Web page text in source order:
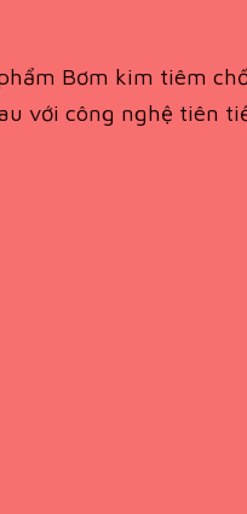
Bơm kim tiêm
với công nghệ tiên